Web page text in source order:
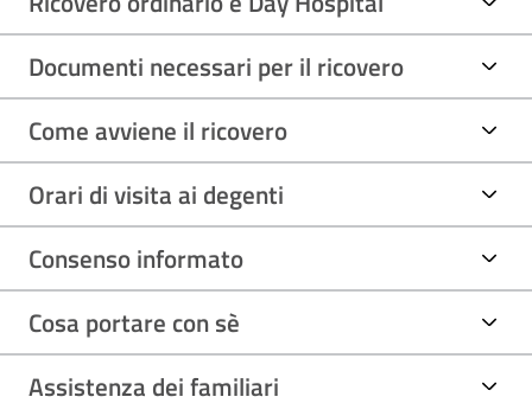
Documenti necessari per il ricovero
Come avviene il ricovero
Orari di visita ai degenti
Consenso informato
Cosa portare con sè
Assistenza dei familiari